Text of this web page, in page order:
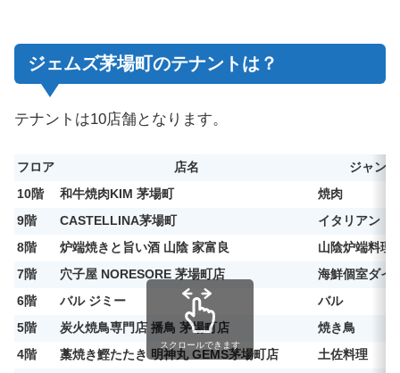
ジェムズ茅場町のテナントは？
テナントは10店舗となります。
フロア 店名
ジャンル
10階
和牛焼肉KIM 茅場町
焼肉
9階
CASTELLINA茅場町
イタリアン
8階
炉端焼きと旨い酒 山陰 家富良
山陰炉端料理
7階
穴子屋 NORESORE 茅場町店
海鮮個室ダイ
6階
バル ジミー
バル
5階
炭火焼鳥専門店 播鳥 茅場町店
焼き鳥
4階
藁焼き鰹たたき 明神丸 GEMS茅場町店
土佐料理
スクロールできます